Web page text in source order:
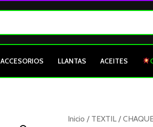
ACCESORIOS LLANTAS ACEITES
Inicio / TEXTIL /
CHAQUETA